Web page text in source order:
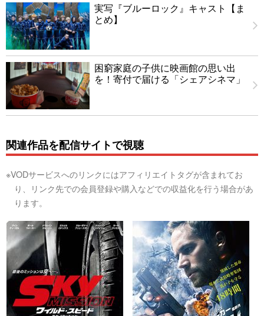
実写『ブルーロック』キャスト【ま
とめ】
困窮家庭の子供に映画館の思い出
を！寄付で届ける「シェアシネマ」
関連作品を配信サイトで視聴
※VODサービスへのリンクにはアフィリエイトタグが含まれてお
り、リンク先での会員登録や購入などでの収益化を行う場合があ
ります。